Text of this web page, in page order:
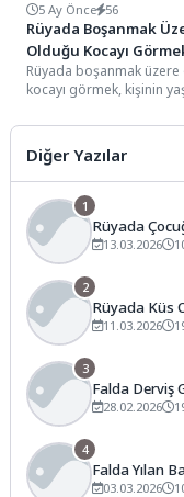
5 Ay Önce 56
Rüyada Boşanmak
Olduğu Kocayı
Anlama Gelir?
Rüyada boşanmak
kocayı görmek, kişinin
durduğunu, geçmişin
alışkanlıkları...
Diğer Yazılar
1
Rüyada
Gelir?
13.03.2026
2
Rüyada Küs
Gelir?
11.03.2026
3
Falda Derviş
28.02.2026
4
Falda Yılan
03.03.2026